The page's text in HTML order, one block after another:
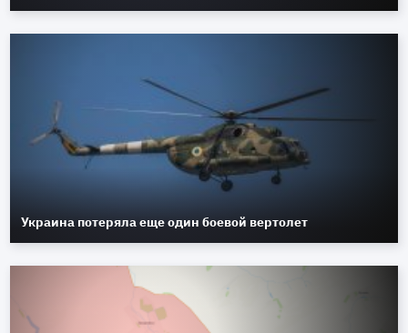
Украина потеряла еще один боевой вертолет